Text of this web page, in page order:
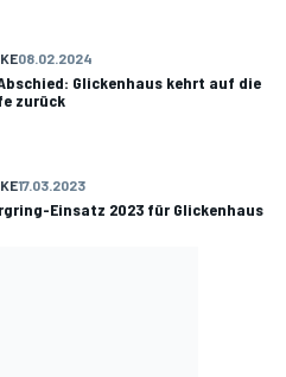
08.02.2024
Glickenhaus kehrt auf die
zurück
17.03.2023
Einsatz 2023 für Glickenhaus